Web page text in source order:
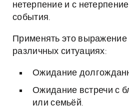
нетерпение и с
события.
Применять это
различных ситуациях:
Ожидание
Ожидание встречи с
или семьёй.